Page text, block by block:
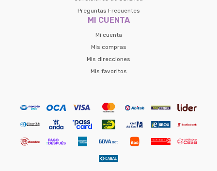
Preguntas Frecuentes
MI CUENTA
Mi cuenta
Mis compras
Mis direcciones
Mis favoritos